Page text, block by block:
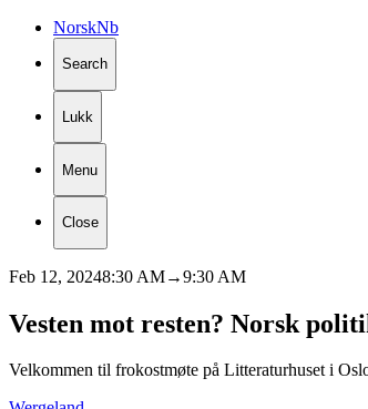
NorskNb
Search
Lukk
Menu
Close
Feb 12, 20248:30 AM→9:30 AM
Vesten mot resten? Norsk
Velkommen til frokostmøte på Litteraturhuset i